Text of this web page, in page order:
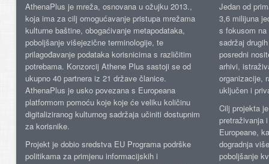
AthenaPlus je mreža, osnovana u ožujku 2013.,
koja ima za cilj omogućavanje pristupa mrežama
kulturne baštine, obogaćivanje metapodataka,
poboljšanje višejezične terminologije, te
prilagođavanje podataka korisnicima s različitim
potrebama. Konzorcij Athene Plus sastoji se od
ukupno 40 partnera iz 21 države članice.
AthenaPlus je usko povezana s Europeana
platformom pomoću koje koje će veliku količinu
digitaliziranog kulturnog sadržaja učiniti dostupnim
za korisnike.
Projekt je dobio sredstva EU Programa podrške
politikama za primjenu informacijskih i
Jedan od
3,6 milijuna
s fokusom
sadržaj
posredni
arhivi,
organizacije,
uključen i
Cilj projekta
pretraživanja
Europeane,
dogradnja
poboljšanje